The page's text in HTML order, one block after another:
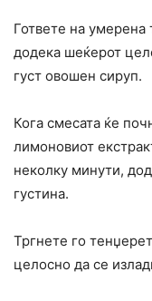
Гответе на
додека шеќерот
густ овошен сируп.
Кога смесата ќе
лимоновиот
неколку минути,
густина.
Тргнете го
целосно да се